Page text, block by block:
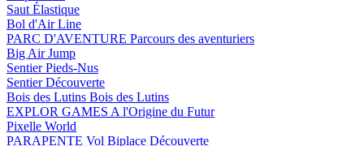
Saut Élastique
Bol d'Air Line
PARC D'AVENTURE Parcours des aventuriers
Big Air Jump
Sentier Pieds-Nus
Sentier Découverte
Bois des Lutins Bois des Lutins
EXPLOR GAMES A l'Origine du Futur
Pixelle World
PARAPENTE Vol Biplace Découverte